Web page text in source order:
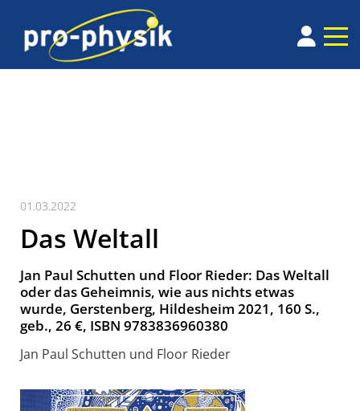
01.03.2022
Das Weltall
Jan Paul Schutten und Floor Rieder: Das Weltall
oder das Geheimnis, wie aus nichts etwas
wurde, Gerstenberg, Hildesheim 2021, 160 S.,
geb., 26 €, ISBN 9783836960380
Jan Paul Schutten und Floor Rieder